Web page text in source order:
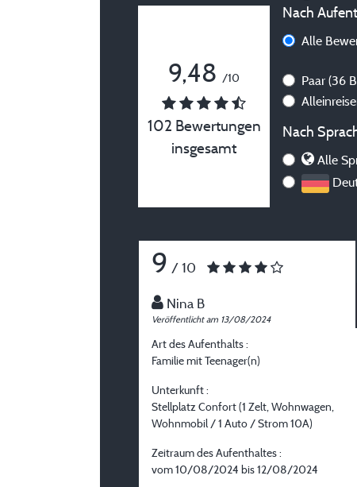
9,48 /10
102 Bewertungen
insgesamt
Nach
Alle
Paar (36
Nach
Alle
9 / 10
Nina B
Veröffentlicht am 13/08/2024
Art des Aufenthalts :
Familie mit Teenager(n)
Unterkunft :
Stellplatz Confort (1 Zelt, Wohnwagen,
Wohnmobil / 1 Auto / Strom 10A)
Zeitraum des Aufenthaltes :
vom 10/08/2024 bis 12/08/2024